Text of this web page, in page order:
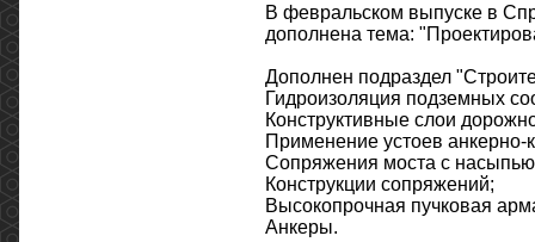
В февральском выпуске в
дополнена тема:
Дополнен подраздел
Гидроизоляция подземных
Конструктивные слои
Применение устоев анкерно-
Сопряжения моста с
Конструкции сопряжений;
Высокопрочная пучковая
Анкеры.